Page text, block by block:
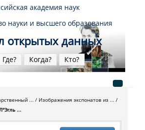
академия наук
науки и высшего образования
открытых данных
Где? Когда? Кто?
...
Изображения экспонатов из ...
...